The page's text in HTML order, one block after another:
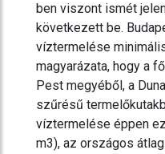
ben viszont ismét
következett be.
víztermelése
magyarázata, hogy a
Pest megyéből, a
szűrésű
víztermelése éppen
m3), az országos